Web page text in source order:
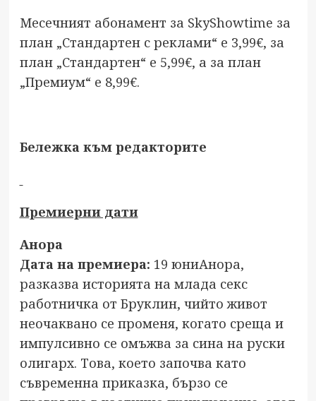
Месечният абонамент за SkyShowtime за
план „Стандартен с реклами“ е 3,99€, за
план „Стандартен“ е 5,99€, а за план
„Премиум“ е 8,99€.
Бележкакъм редакторите
Премиерни дати
Анора
Дата на премиера: 19 юниАнора,
разказва историята на млада секс
работничка от Бруклин, чийто живот
неочаквано се променя, когато среща и
импулсивно се омъжва за сина на руски
олигарх. Това, което започва като
съвременна приказка, бързо се